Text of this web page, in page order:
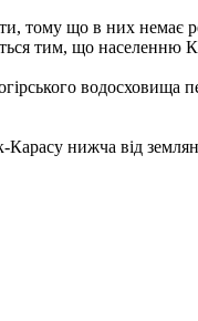
що в них немає
тим, що населенню
нижча від